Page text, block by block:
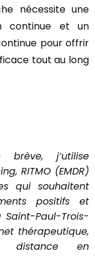
nécessite une
continue et un
pour offrir
tout au long
brève, j’utilise
RITMO (EMDR)
qui souhaitent
positifs et
Paul-Trois-
thérapeutique,
distance en